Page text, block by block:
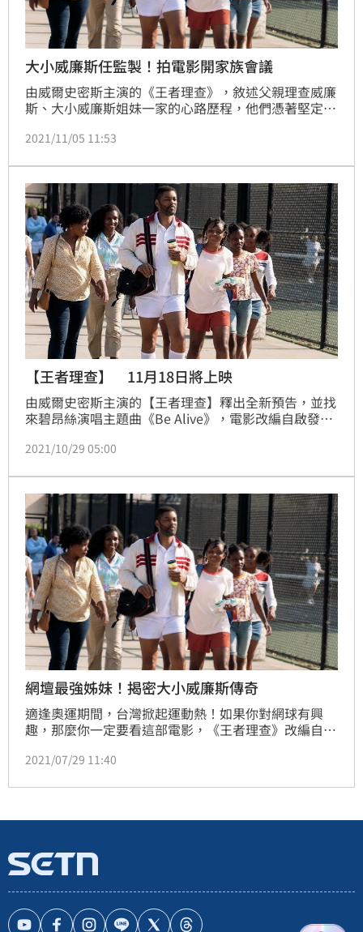
大小威廉斯任監製！拍電影開家族會議
由威爾史密斯主演的《王者理查》，敘述父親理查威廉
斯、大小威廉斯姐妹一家的心路歷程，他們憑著堅定的
世俗成見，共同實現夢想。
2021/11/05 11:53
【王者理查】 11月18日將上映
由威爾史密斯主演的【王者理查】釋出全新預告，並找
來碧昂絲演唱主題曲《Be Alive》，電影改編自啟發全
家激勵人心的心路歷程，他們堅定的意志和強大的信念
（威爾史密斯 飾演）對未來抱著明確的目標，並訂定
一份78頁的大膽計畫，立志要將大小威廉斯姐妹（維納
斯和瑟琳娜威廉斯）寫入網壇歷史。他們利用加州康普
頓黑人貧
2021/10/29 05:00
網壇最強姊妹！揭密大小威廉斯傳奇
適逢奧運期間，台灣掀起運動熱！如果你對網球有興
趣，那麼你一定要看這部電影，《王者理查》改編自真
斯的父親理查威廉斯的一生。該片由兩度榮獲奧斯卡金
將展現出家庭的力量，引起關注。
2021/07/29 11:40